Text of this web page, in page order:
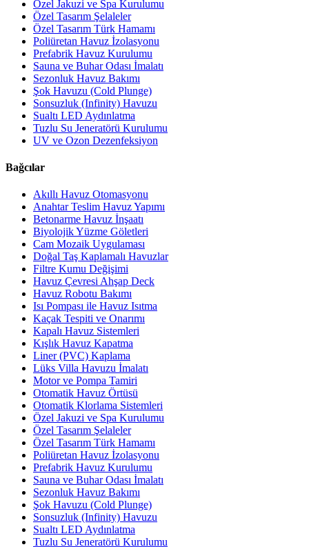
Özel Jakuzi ve Spa Kurulumu
Özel Tasarım Şelaleler
Özel Tasarım Türk Hamamı
Poliüretan Havuz İzolasyonu
Prefabrik Havuz Kurulumu
Sauna ve Buhar Odası İmalatı
Sezonluk Havuz Bakımı
Şok Havuzu (Cold Plunge)
Sonsuzluk (Infinity) Havuzu
Sualtı LED Aydınlatma
Tuzlu Su Jeneratörü Kurulumu
UV ve Ozon Dezenfeksiyon
Bağcılar
Akıllı Havuz Otomasyonu
Anahtar Teslim Havuz Yapımı
Betonarme Havuz İnşaatı
Biyolojik Yüzme Göletleri
Cam Mozaik Uygulaması
Doğal Taş Kaplamalı Havuzlar
Filtre Kumu Değişimi
Havuz Çevresi Ahşap Deck
Havuz Robotu Bakımı
Isı Pompası ile Havuz Isıtma
Kaçak Tespiti ve Onarımı
Kapalı Havuz Sistemleri
Kışlık Havuz Kapatma
Liner (PVC) Kaplama
Lüks Villa Havuzu İmalatı
Motor ve Pompa Tamiri
Otomatik Havuz Örtüsü
Otomatik Klorlama Sistemleri
Özel Jakuzi ve Spa Kurulumu
Özel Tasarım Şelaleler
Özel Tasarım Türk Hamamı
Poliüretan Havuz İzolasyonu
Prefabrik Havuz Kurulumu
Sauna ve Buhar Odası İmalatı
Sezonluk Havuz Bakımı
Şok Havuzu (Cold Plunge)
Sonsuzluk (Infinity) Havuzu
Sualtı LED Aydınlatma
Tuzlu Su Jeneratörü Kurulumu